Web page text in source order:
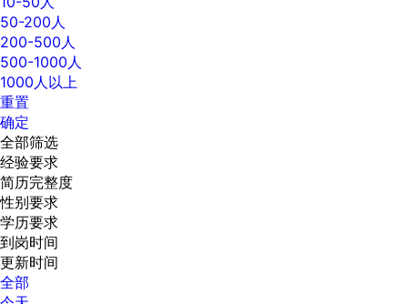
50-200人
200-500人
500-1000人
1000人以上
重置
确定
全部筛选
经验要求
简历完整度
性别要求
学历要求
到岗时间
更新时间
全部